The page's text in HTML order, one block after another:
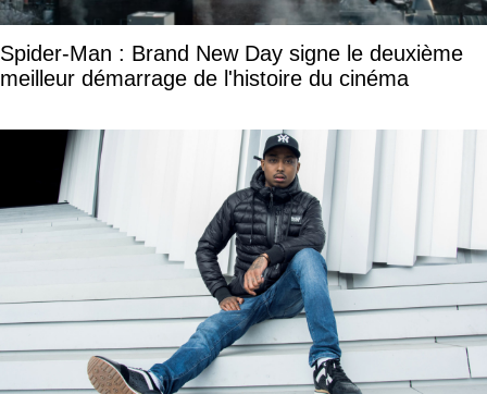
Spider-Man : Brand New Day signe le deuxième
meilleur démarrage de l'histoire du cinéma